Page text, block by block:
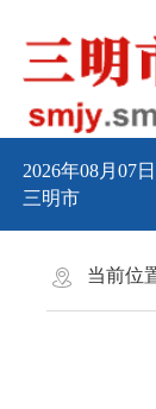
2026年08月07
三明市
当前位